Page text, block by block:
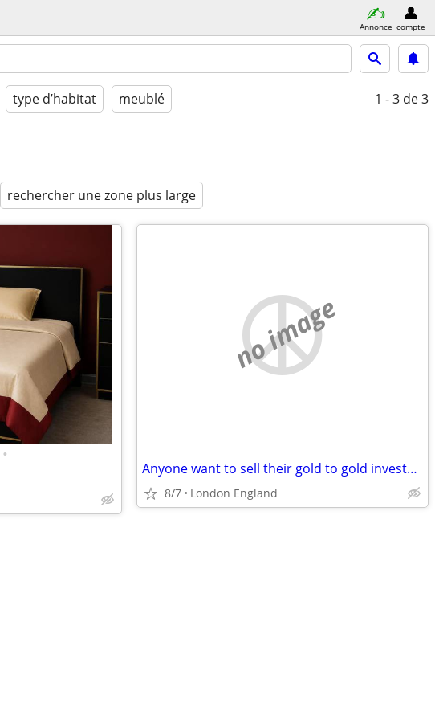
Annonce compte
type d’habitat meublé 1 - 3 de 3
rechercher une zone plus large
•
no image
Anyone want to sell their gold to gold investors in Dubai?
8/7 London England